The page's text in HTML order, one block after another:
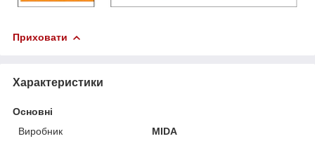
Приховати
Характеристики
Основні
Виробник
MIDA